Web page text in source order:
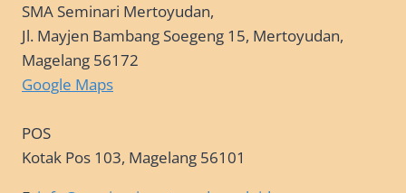
SMA Seminari Mertoyudan,
Jl. Mayjen Bambang Soegeng 15, Mertoyudan,
Magelang 56172
Google Maps
POS
Kotak Pos 103, Magelang 56101